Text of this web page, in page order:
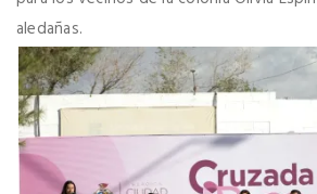
aledañas.